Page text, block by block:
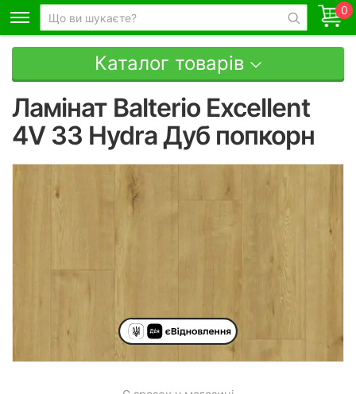
0
Каталог товарів
Ламінат Balterio Excellent
4V 33 Hydra Дуб попкорн